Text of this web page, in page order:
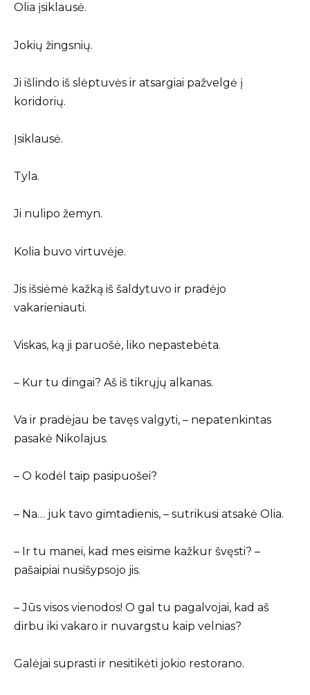
Olia įsiklausė.
Jokių žingsnių.
Ji išlindo iš slėptuvės ir atsargiai pažvelgė į
koridorių.
Įsiklausė.
Tyla.
Ji nulipo žemyn.
Kolia buvo virtuvėje.
Jis išsiėmė kažką iš šaldytuvo ir pradėjo
vakarieniauti.
Viskas, ką ji paruošė, liko nepastebėta.
– Kur tu dingai? Aš iš tikrųjų alkanas.
Va ir pradėjau be tavęs valgyti, – nepatenkintas
pasakė Nikolajus.
– O kodėl taip pasipuošei?
– Na… juk tavo gimtadienis, – sutrikusi atsakė Olia.
– Ir tu manei, kad mes eisime kažkur švęsti? –
pašaipiai nusišypsojo jis.
– Jūs visos vienodos! O gal tu pagalvojai, kad aš
dirbu iki vakaro ir nuvargstu kaip velnias?
Galėjai suprasti ir nesitikėti jokio restorano.